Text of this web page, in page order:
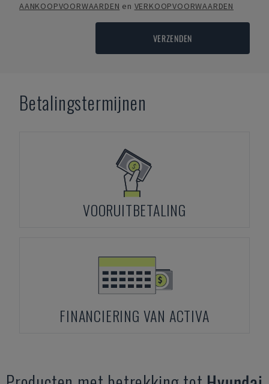
AANKOOPVOORWAARDEN en VERKOOPVOORWAARDEN
VERZENDEN
Betalingstermijnen
VOORUITBETALING
FINANCIERING VAN ACTIVA